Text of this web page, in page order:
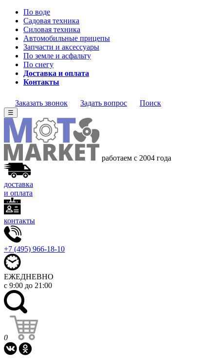
По воде
Садовая техника
Силовая техника
Автомобильные прицепы
Запчасти и аксессуары
По земле и асфальту
По снегу
Доставка и оплата
Контакты
Заказать звонок Задать вопрос Поиск
☰
работаем с 2004 года
доставка
и оплата
контакты
+7 (495) 966-18-10
ЕЖЕДНЕВНО
с 9:00 до 21:00
0